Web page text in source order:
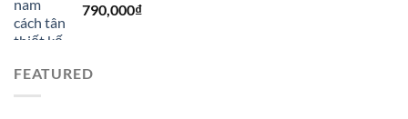
790,000₫
FEATURED